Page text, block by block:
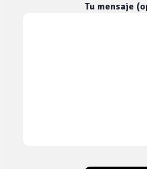
Tu mensaje